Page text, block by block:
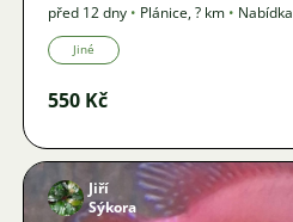
před 12 dny • Plánice,? km • Nabídka
Jiné
550 Kč
Jiří
Sýkora